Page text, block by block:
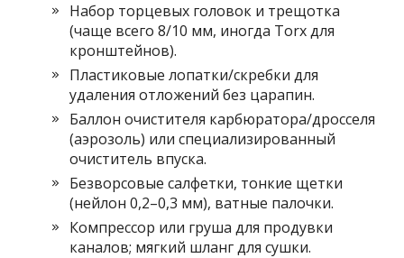
Набор торцевых головок и трещотка
(чаще всего 8/10 мм, иногда Torx для
кронштейнов).
Пластиковые лопатки/скребки для
удаления отложений без царапин.
Баллон очистителя карбюратора/дросселя
(аэрозоль) или специализированный
очиститель впуска.
Безворсовые салфетки, тонкие щетки
(нейлон 0,2–0,3 мм), ватные палочки.
Компрессор или груша для продувки
каналов; мягкий шланг для сушки.